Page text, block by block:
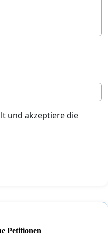
und akzeptiere die
Petitionen